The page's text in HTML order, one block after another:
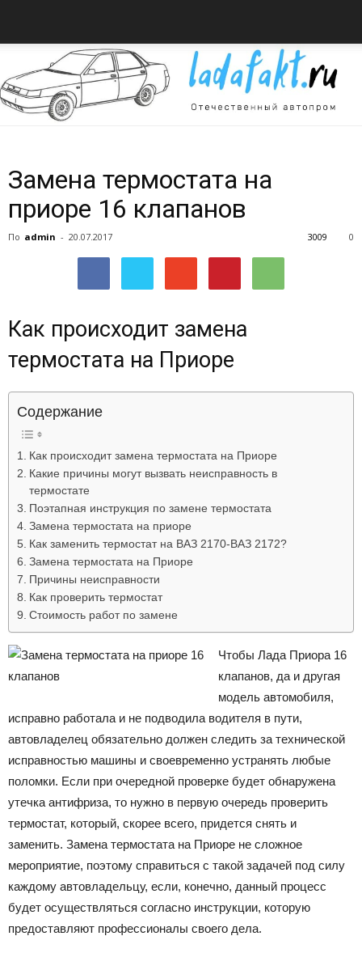
ВАЗ
Замена термостата на
приоре 16 клапанов
По admin - 20.07.2017 0
3009
Как происходит замена
термостата на Приоре
Содержание
Как происходит замена термостата на Приоре
Какие причины могут вызвать неисправность в
термостате
Поэтапная инструкция по замене термостата
Замена термостата на приоре
Как заменить термостат на ВАЗ 2170-ВАЗ 2172?
Замена термостата на Приоре
Причины неисправности
Как проверить термостат
Стоимость работ по замене
Чтобы Лада Приора 16
клапанов, да и другая
модель автомобиля,
исправно работала и не подводила водителя в пути,
автовладелец обязательно должен следить за технической
исправностью машины и своевременно устранять любые
поломки. Если при очередной проверке будет обнаружена
утечка антифриза, то нужно в первую очередь проверить
термостат, который, скорее всего, придется снять и
заменить. Замена термостата на Приоре не сложное
мероприятие, поэтому справиться с такой задачей под силу
каждому автовладельцу, если, конечно, данный процесс
будет осуществляться согласно инструкции, которую
предоставляют профессионалы своего дела.